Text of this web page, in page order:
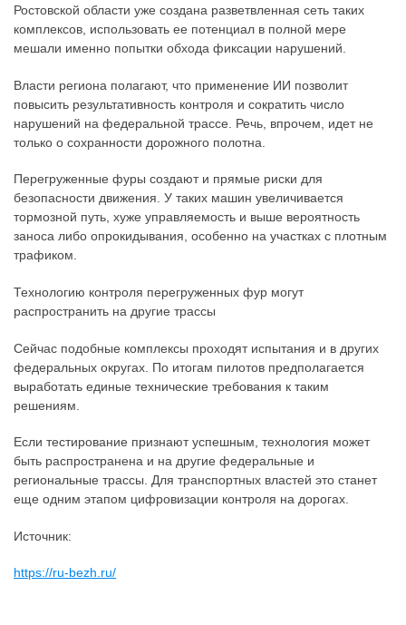
Ростовской области уже создана разветвленная сеть таких
комплексов, использовать ее потенциал в полной мере
мешали именно попытки обхода фиксации нарушений.
Власти региона полагают, что применение ИИ позволит
повысить результативность контроля и сократить число
нарушений на федеральной трассе. Речь, впрочем, идет не
только о сохранности дорожного полотна.
Перегруженные фуры создают и прямые риски для
безопасности движения. У таких машин увеличивается
тормозной путь, хуже управляемость и выше вероятность
заноса либо опрокидывания, особенно на участках с плотным
трафиком.
Технологию контроля перегруженных фур могут
распространить на другие трассы
Сейчас подобные комплексы проходят испытания и в других
федеральных округах. По итогам пилотов предполагается
выработать единые технические требования к таким
решениям.
Если тестирование признают успешным, технология может
быть распространена и на другие федеральные и
региональные трассы. Для транспортных властей это станет
еще одним этапом цифровизации контроля на дорогах.
Источник:
https://ru-bezh.ru/